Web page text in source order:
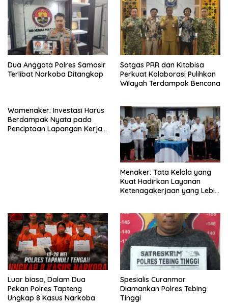
Dua Anggota Polres Samosir
Terlibat Narkoba Ditangkap
Satgas PRR dan Kitabisa
Perkuat Kolaborasi Pulihkan
Wilayah Terdampak Bencana
Wamenaker: Investasi Harus
Berdampak Nyata pada
Penciptaan Lapangan Kerja
Menaker: Tata Kelola yang
Kuat Hadirkan Layanan
Ketenagakerjaan yang Lebih
Luar biasa, Dalam Dua
Pekan Polres Tapteng
Ungkap 8 Kasus Narkoba
Spesialis Curanmor
Diamankan Polres Tebing
Tinggi